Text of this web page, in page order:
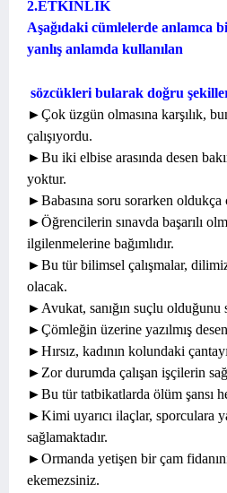
2.ETKİNLİK
Aşağıdaki cümlelerde anlamca
yanlış anlamda kullanılan
sözcükleri bularak doğru
►Çok üzgün olmasına karşılık,
çalışıyordu.
►Bu iki elbise arasında desen
yoktur.
►Babasına soru sorarken oldukça
►Öğrencilerin sınavda başarılı
ilgilenmelerine bağımlıdır.
►Bu tür bilimsel çalışmalar,
olacak.
►Avukat, sanığın suçlu olduğunu
►Çömleğin üzerine yazılmış
►Hırsız, kadının kolundaki
►Zor durumda çalışan işçilerin
►Bu tür tatbikatlarda ölüm şansı
►Kimi uyarıcı ilaçlar, sporculara
sağlamaktadır.
►Ormanda yetişen bir çam
ekemezsiniz.